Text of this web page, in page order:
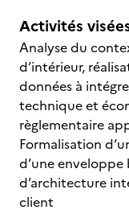
Activités
Analyse du
d’intérieur,
données à
technique et
règlementaire
Formalisation
d’une
d’architecture
client